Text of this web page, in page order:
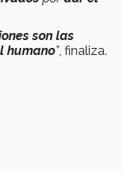
son las
humano”, finaliza.